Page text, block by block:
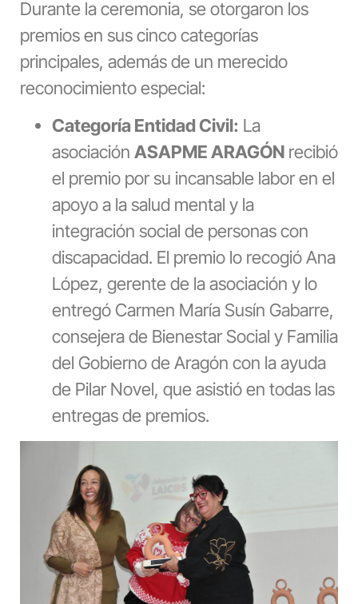
Durante la ceremonia, se otorgaron los
premios en sus cinco categorías
principales, además de un merecido
reconocimiento especial:
Categoría Entidad Civil: La
asociación ASAPME ARAGÓN recibió
el premio por su incansable labor en el
apoyo a la salud mental y la
integración social de personas con
discapacidad. El premio lo recogió Ana
López, gerente de la asociación y lo
entregó Carmen María Susín Gabarre,
consejera de Bienestar Social y Familia
del Gobierno de Aragón con la ayuda
de Pilar Novel, que asistió en todas las
entregas de premios.